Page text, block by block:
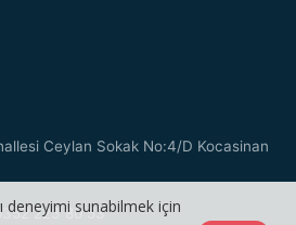
Ceylan Sokak No:4/D Kocasinan
223 80 53
deneyimi sunabilmek için